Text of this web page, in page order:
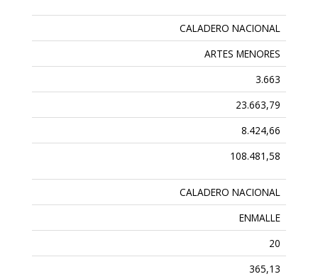
CALADERO NACIONAL
ARTES MENORES
3.663
23.663,79
8.424,66
108.481,58
CALADERO NACIONAL
ENMALLE
20
365,13